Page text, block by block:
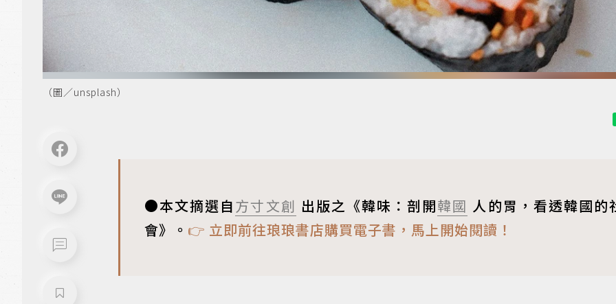
（圖／unsplash）
●本文摘選自方寸文創 出版之《韓味：剖開韓國 人的胃，看透韓國的
會》。 👉 立即前往琅琅書店購買電子書，馬上開始閱讀！